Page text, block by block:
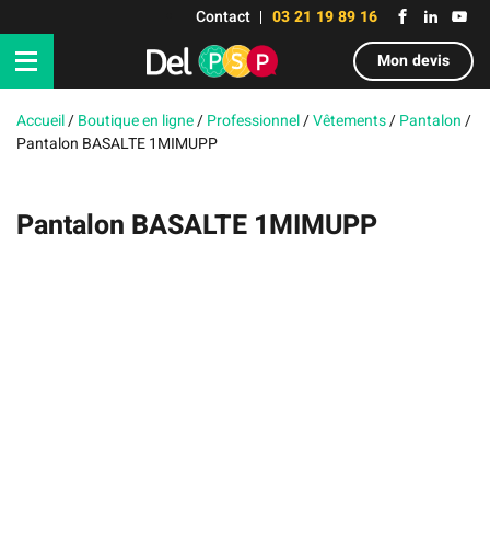
Contact
03 21 19 89 16
Mon devis
Accueil/Boutique en ligne/Professionnel/Vêtements/Pantalon/
Pantalon BASALTE 1MIMUPP
Pantalon BASALTE 1MIMUPP